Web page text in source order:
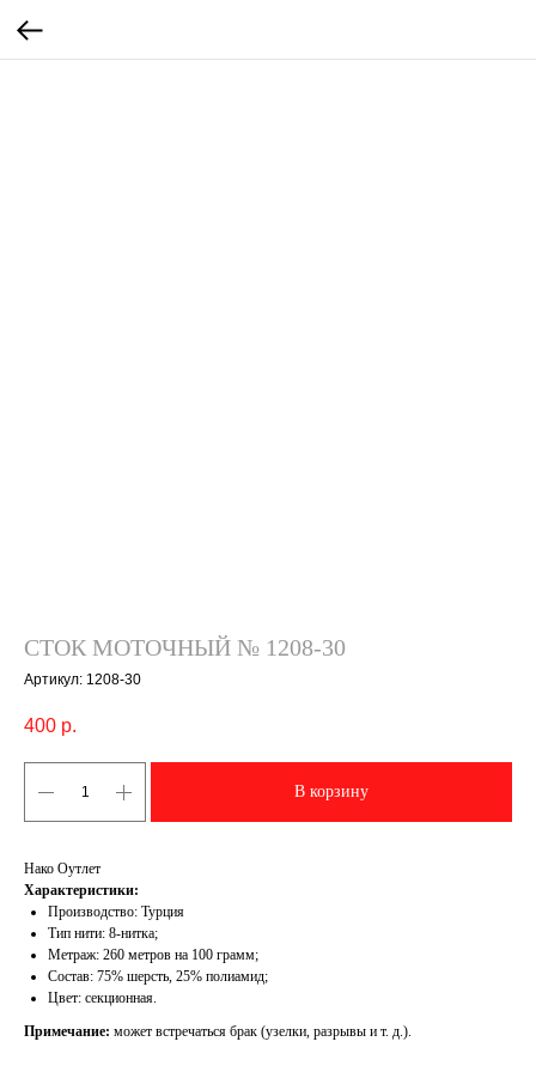
СТОК МОТОЧНЫЙ № 1208-30
Артикул: 1208-30
400 р.
В корзину
Нако Оутлет
Характеристики:
Производство: Турция
Тип нити: 8-нитка;
Метраж: 260 метров на 100 грамм;
Состав: 75% шерсть, 25% полиамид;
Цвет: секционная.
Примечание: может встречаться брак (узелки, разрывы и т. д.).